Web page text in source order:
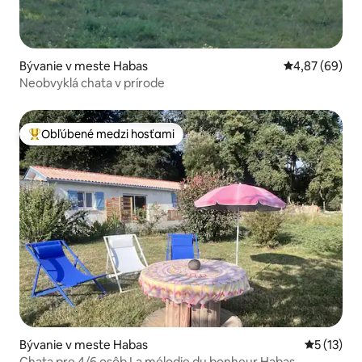
Bývanie v meste Habas Priemerné
4,87 (69)
Neobvyklá chata v prírode
Najobľúbenejšie medzi hosťami
Obľúbené medzi hosťami
Bývanie v meste Habas
5 (13)